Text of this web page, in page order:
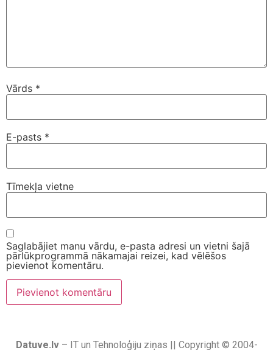
Vārds *
E-pasts *
Tīmekļa vietne
Saglabājiet manu vārdu, e-pasta adresi un vietni šajā
pārlūkprogrammā nākamajai reizei, kad vēlēšos
pievienot komentāru.
Datuve.lv– IT un Tehnoloģiju ziņas || Copyright © 2004-